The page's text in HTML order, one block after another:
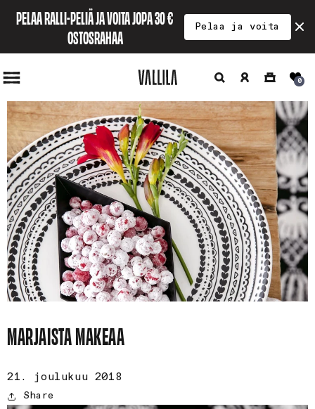
PELAA RALLI-PELIÄ JA VOITA JOPA 30 €
OSTOSRAHAA
Pelaa ja voita
siirry
sisältöön
sisään
Ostoskori0
MARJAISTA MAKEAA
21. joulukuu 2018
Share